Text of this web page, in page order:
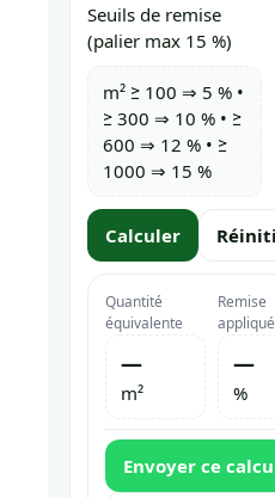
Seuils de remise
(palier max 15 %)
m² ≥ 100 ⇒ 5 % •
≥ 300 ⇒ 10 % • ≥
600 ⇒ 12 % • ≥
1000 ⇒ 15 %
Calculer
Quantité
équivalente
—
m²
Remise
—
%
Envoyer ce